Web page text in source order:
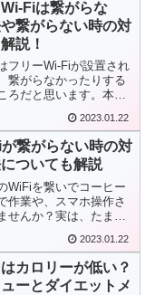
Fiは繋がらな
繋がらない時の対
説！
フリーWi-Fiが設置され
繋がらなかったりする
ろだと思います。本記
の対処法についてもみ
2023.01.22
繋がらない時の対
ついても解説
WiFiを繋いでコーヒー
作業や、スマホ操作さ
せんか？実は、たまに
ックスでは無料でWiFi
く利用される方もいる
2023.01.22
カロリーが低い？
ーとダイエットメ